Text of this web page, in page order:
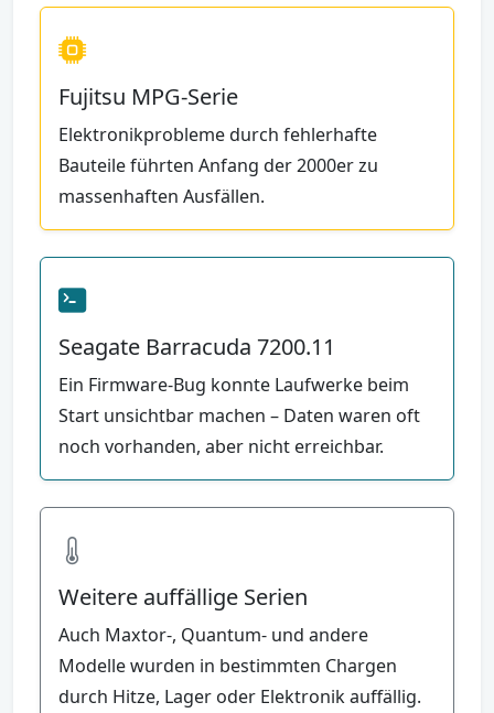
Fujitsu MPG-Serie
Elektronikprobleme durch fehlerhafte
Bauteile führten Anfang der 2000er zu
massenhaften Ausfällen.
Seagate Barracuda 7200.11
Ein Firmware-Bug konnte Laufwerke beim
Start unsichtbar machen – Daten waren oft
noch vorhanden, aber nicht erreichbar.
Weitere auffällige Serien
Auch Maxtor-, Quantum- und andere
Modelle wurden in bestimmten Chargen
durch Hitze, Lager oder Elektronik auffällig.